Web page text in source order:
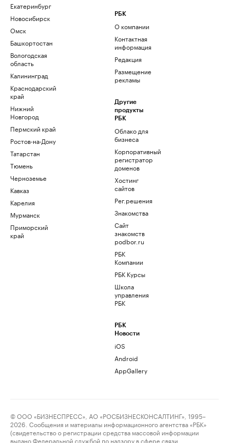
Екатеринбург
Новосибирск
Омск
Башкортостан
Вологодская
область
Калининград
Краснодарский
край
Нижний
Новгород
Пермский край
Ростов-на-Дону
Татарстан
Тюмень
Черноземье
Кавказ
Карелия
Мурманск
Приморский
край
РБК
О компании
Контактная
информация
Редакция
Размещение
рекламы
Другие
продукты
РБК
Облако для
бизнеса
Корпоративный
регистратор
доменов
Хостинг
сайтов
Рег.решения
Знакомства
Сайт
знакомств
podbor.ru
РБК
Компании
РБК Курсы
Школа
управления
РБК
РБК
Новости
iOS
Android
AppGallery
© ООО «БИЗНЕСПРЕСС», АО «РОСБИЗНЕСКОНСАЛТИНГ», 1995–
2026. Сообщения и материалы информационного агентства «РБК»
(свидетельство о регистрации средства массовой информации
выдано Федеральной службой по надзору в сфере связи,